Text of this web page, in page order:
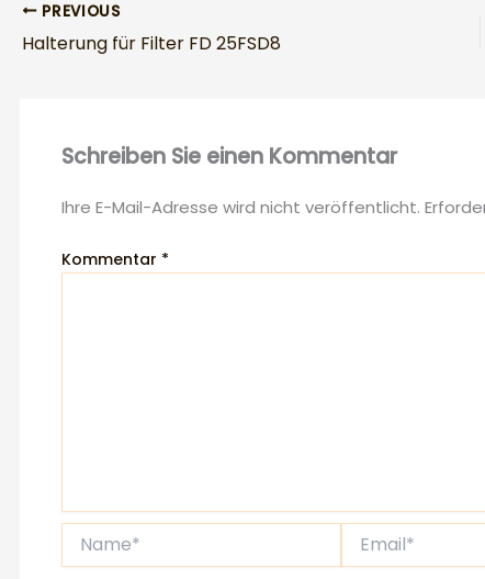
PREVIOUS
Halterung für Filter FD 25FSD8
Schreiben Sie einen Kommentar
Ihre E-Mail-Adresse wird nicht veröffentlicht.
Kommentar *